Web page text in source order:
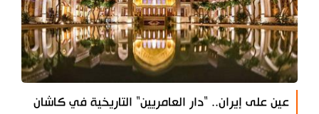
عين على إيران.. "دار العامريين" التاريخية في كاشان